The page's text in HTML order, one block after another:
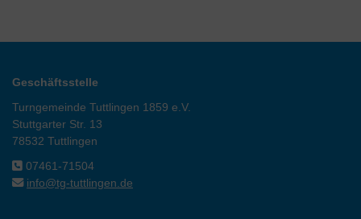
Geschäftsstelle
Turngemeinde Tuttlingen 1859 e.V.
Stuttgarter Str. 13
78532 Tuttlingen
07461-71504
info@tg-tuttlingen.de